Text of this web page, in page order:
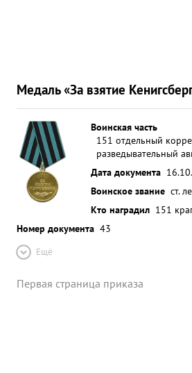
Медаль «За взятие
Воинская часть
151 отдельный
разведывательный
Дата документа
Воинское звание ст.
Кто наградил 151
Номер документа 43
Ещё
Первая страница приказа